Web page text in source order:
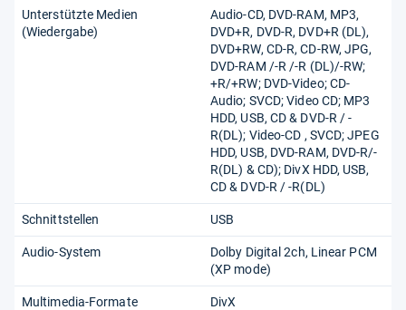
Unterstützte Medien
(Wiedergabe)
Audio-CD DVD-RAM MP3
DVD+R DVD-R DVD+R (DL)
DVD+RW CD-R CD-RW JPG
DVD-RAM /-R /-R (DL)/-RW;
+R/+RW; DVD-Video; CD-
Audio; SVCD; Video CD; MP3
HDD, USB, CD & DVD-R / -
R(DL); Video-CD , SVCD; JPEG
HDD, USB, DVD-RAM, DVD-R/-
R(DL) & CD); DivX HDD, USB,
CD & DVD-R / -R(DL)
Schnittstellen USB
Audio-System
Dolby Digital 2ch, Linear PCM
(XP mode)
Multimedia-Formate DivX